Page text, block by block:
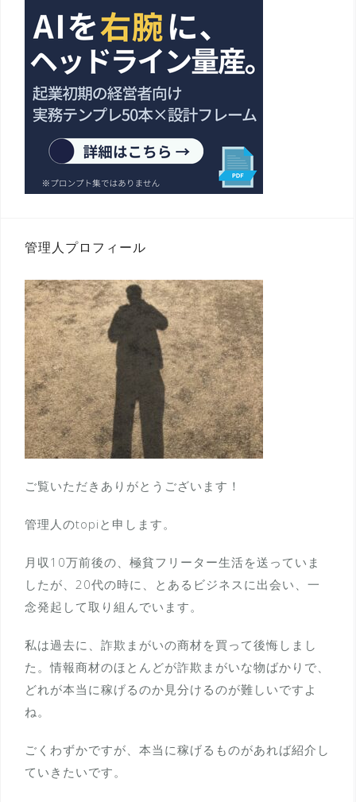
管理人プロフィール
ご覧いただきありがとうございます！
管理人のtopiと申します。
月収10万前後の、極貧フリーター生活を送っていま
したが、20代の時に、とあるビジネスに出会い、一
念発起して取り組んでいます。
私は過去に、詐欺まがいの商材を買って後悔しまし
た。情報商材のほとんどが詐欺まがいな物ばかりで、
どれが本当に稼げるのか見分けるのが難しいですよ
ね。
ごくわずかですが、本当に稼げるものがあれば紹介し
ていきたいです。